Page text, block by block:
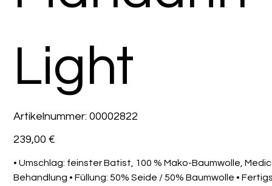
Light
Artikelnummer: Artikelnummer:
00002822
00002822
Preis
239,00 €
• Umschlag: feinster Batist, 100 % Mako-Baumwolle,
Behandlung • Füllung: 50% Seide / 50% Baumwolle •